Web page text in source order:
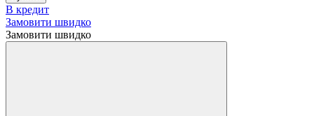
В кредит
Замовити швидко
Замовити швидко